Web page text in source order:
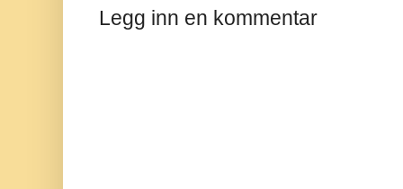
Legg inn en kommentar